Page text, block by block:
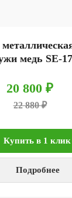
медь SE-
20 800 ₽
22 880 ₽
Купить в 1 клик
Подробнее